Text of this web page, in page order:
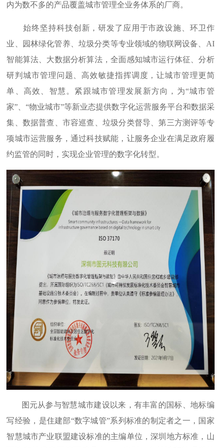
内为数不多的产品覆盖城市管理全业务体系的厂商。
始终坚持科技创新，研发了应用于市政设施、环卫作
业、园林绿化管养、垃圾分类等专业领域的物联网设备、AI
智能算法、大数据分析算法，全面感知城市运行体征、分析
研判城市管理问题、高效敏捷指挥调度，让城市管理更简
单、高效、智慧。紧跟城市管理发展新方向，为“城市管
家”、“物业城市”等新业态提供数字化运营服务平台和数据采
集、数据普查、市容巡查、垃圾分类督导、第三方测评等专
项城市运营服务，通过科技赋能，让服务企业在满足政府履
约监管的同时，实现企业管理的数字化转型。
图元从参与智慧城市建设以来，有丰富的国标、地标编
写经验，是住建部“数字城管”系列标准的制定者之一，国家
智慧城市产业联盟建设标准的主编单位，深圳地方标准，山